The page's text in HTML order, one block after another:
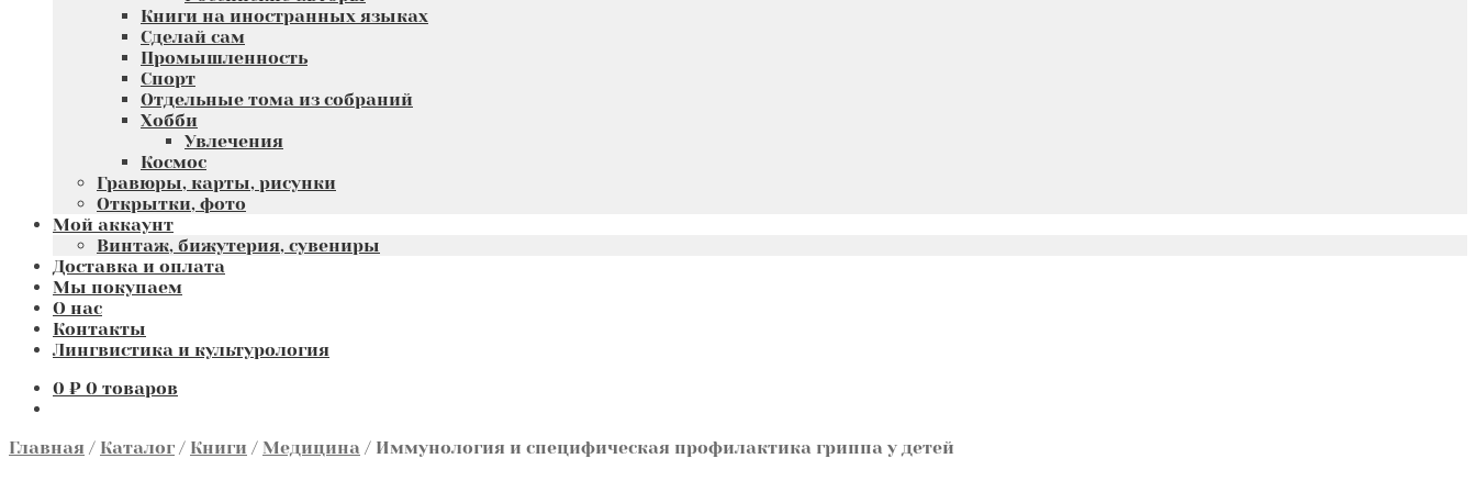
Книги на иностранных языках
Сделай сам
Промышленность
Спорт
Отдельные тома из собраний
Хобби
Увлечения
Космос
Гравюры, карты, рисунки
Открытки, фото
Мой аккаунт
Винтаж, бижутерия, сувениры
Доставка и оплата
Мы покупаем
О нас
Контакты
Лингвистика и культурология
0 ₽ 0 товаров
Главная / Каталог / Книги / Медицина / Иммунология и специфическая профилактика гриппа у детей